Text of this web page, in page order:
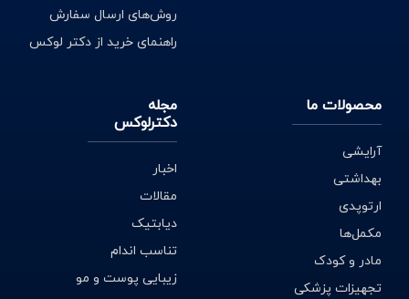
روش‌های ارسال سفارش
راهنمای خرید از دکتر لوکس
محصولات ما
آرایشی
بهداشتی
ارتوپدی
مکمل‌ها
مادر و کودک
تجهیزات پزشکی
مجله
دکترلوکس
اخبار
مقالات
دیابتیک
تناسب اندام
زیبایی پوست و مو